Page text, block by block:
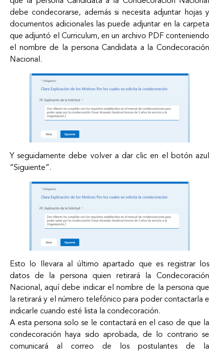
debe condecorarse, además si necesita adjuntar hojas y
documentos adicionales las puede adjuntar en la carpeta
que adjuntó el Curriculum, en un archivo PDF conteniendo
el nombre de la persona Candidata a la Condecoración
Nacional.
Y seguidamente debe volver a dar clic en el botón azul
“Siguiente”.
Esto lo llevara al último apartado que es registrar los
datos de la persona quien retirará la Condecoración
Nacional, aquí debe indicar el nombre de la persona que
la retirará y el número telefónico para poder contactarla e
indicarle cuando esté lista la condecoración.
A esta persona solo se le contactará en el caso de que la
condecoración haya sido aprobada, de lo contrario se
comunicará al correo de los postulantes de la